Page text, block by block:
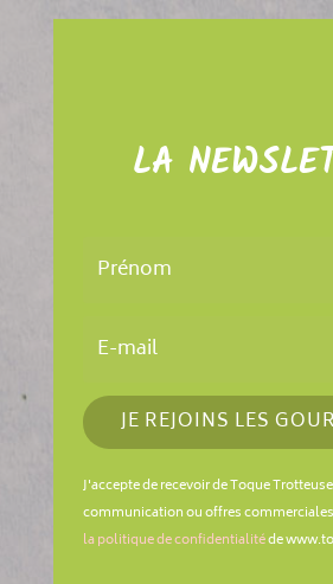
LA
JE REJOINS LES
J'accepte de recevoir de Toque
communication ou offres
la politique de confidentialitéde